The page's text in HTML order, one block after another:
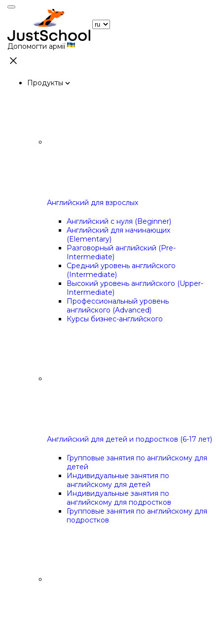
Допомогти армії
Продукты
Английский для взрослых
Английский с нуля (Beginner)
Английский для начинающих
(Elementary)
Разговорный английский (Pre-
Intermediate)
Средний уровень английского
(Intermediate)
Высокий уровень английского (Upper-
Intermediate)
Профессиональный уровень
английского (Advanced)
Курсы бизнес-английского
Английский для детей и подростков (6-17 лет)
Групповые занятия по английскому для
детей
Индивидуальные занятия по
английскому для детей
Индивидуальные занятия по
английскому для подростков
Групповые занятия по английскому для
подростков